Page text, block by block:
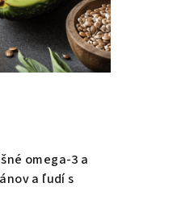
omega-3 a
a ľudí s